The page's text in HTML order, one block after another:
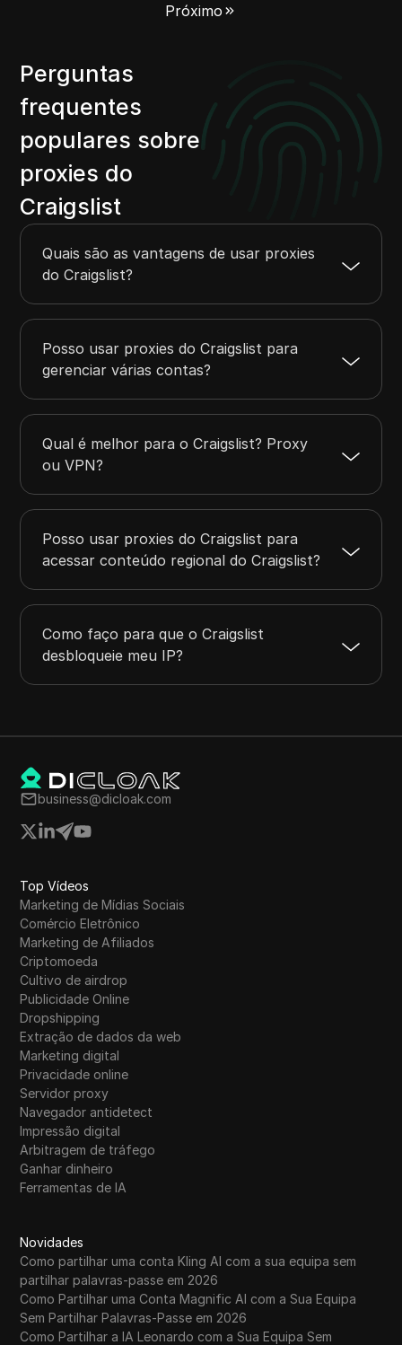
Próximo
Perguntas
frequentes
populares sobre
proxies do
Craigslist
Quais são as vantagens de usar proxies
do Craigslist?
Posso usar proxies do Craigslist para
gerenciar várias contas?
Qual é melhor para o Craigslist? Proxy
ou VPN?
Posso usar proxies do Craigslist para
acessar conteúdo regional do Craigslist?
Como faço para que o Craigslist
desbloqueie meu IP?
business@dicloak.com
Top Vídeos
Marketing de Mídias Sociais
Comércio Eletrônico
Marketing de Afiliados
Criptomoeda
Cultivo de airdrop
Publicidade Online
Dropshipping
Extração de dados da web
Marketing digital
Privacidade online
Servidor proxy
Navegador antidetect
Impressão digital
Arbitragem de tráfego
Ganhar dinheiro
Ferramentas de IA
Novidades
Como partilhar uma conta Kling AI com a sua equipa sem
partilhar palavras-passe em 2026
Como Partilhar uma Conta Magnific AI com a Sua Equipa
Sem Partilhar Palavras-Passe em 2026
Como Partilhar a IA Leonardo com a Sua Equipa Sem